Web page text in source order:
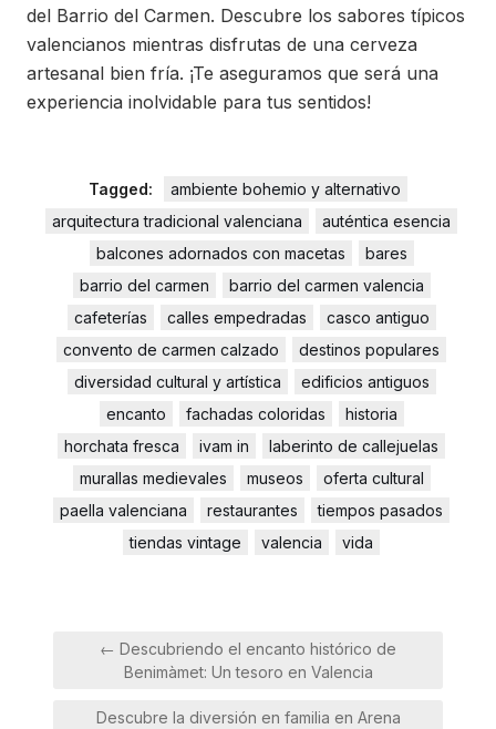
del Barrio del Carmen. Descubre los sabores típicos
valencianos mientras disfrutas de una cerveza
artesanal bien fría. ¡Te aseguramos que será una
experiencia inolvidable para tus sentidos!
Tagged:
ambiente bohemio y alternativo
arquitectura tradicional valenciana
auténtica esencia
balcones adornados con macetas
bares
barrio del carmen
barrio del carmen valencia
cafeterías
calles empedradas
casco antiguo
convento de carmen calzado
destinos populares
diversidad cultural y artística
edificios antiguos
encanto
fachadas coloridas
historia
horchata fresca
ivam in
laberinto de callejuelas
murallas medievales
museos
oferta cultural
paella valenciana
restaurantes
tiempos pasados
tiendas vintage
valencia vida
Navegación
← Descubriendo el encanto histórico de
Benimàmet: Un tesoro en Valencia
Descubre la diversión en familia en Arena